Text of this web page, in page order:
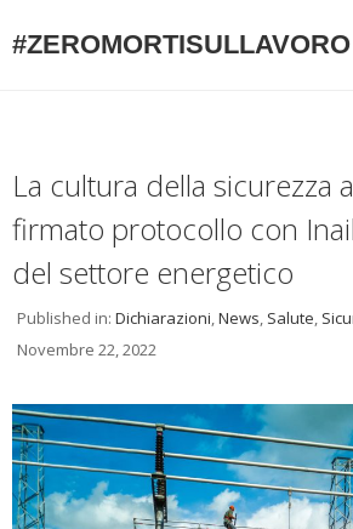
#ZEROMORTISULLAVORO
La cultura della sicurezza
firmato protocollo con
del settore energetico
Published in: Dichiarazioni,News, Salute,
Novembre 22, 2022